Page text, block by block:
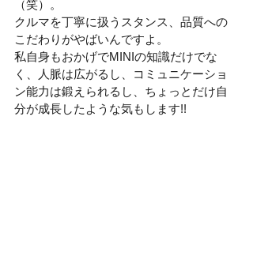
（笑）。
クルマを丁寧に扱うスタンス、品質への
こだわりがやばいんですよ。
私自身もおかげでMINIの知識だけでな
く、人脈は広がるし、コミュニケーショ
ン能力は鍛えられるし、ちょっとだけ自
分が成長したような気もします!!